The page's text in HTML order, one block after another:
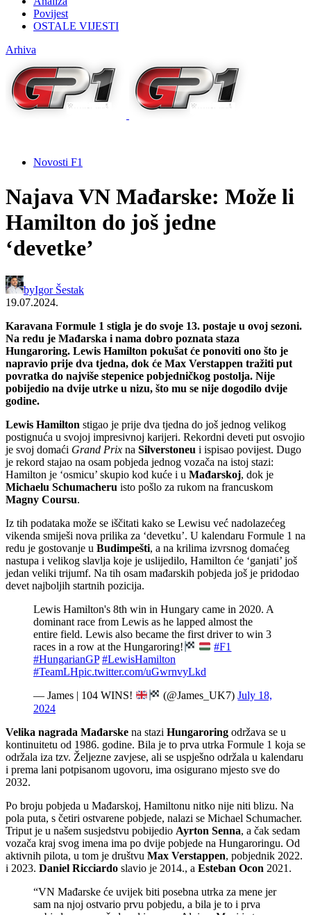
Povijest
OSTALE VIJESTI
Arhiva
Novosti F1
Najava VN Mađarske: Može li
Hamilton do još jedne
‘devetke’
byIgor Šestak
19.07.2024.
Karavana Formule 1 stigla je do svoje 13. postaje u ovoj sezoni.
Na redu je Mađarska i nama dobro poznata staza
Hungaroring. Lewis Hamilton pokušat će ponoviti ono što je
napravio prije dva tjedna, dok će Max Verstappen tražiti put
povratka do najviše stepenice pobjedničkog postolja. Nije
pobijedio na dvije utrke u nizu, što mu se nije dogodilo dvije
godine.
Lewis Hamilton stigao je prije dva tjedna do još jednog velikog
postignuća u svojoj impresivnoj karijeri. Rekordni deveti put osvojio
je svoj domaći Grand Prix na Silverstoneu i ispisao povijest. Dugo
je rekord stajao na osam pobjeda jednog vozača na istoj stazi:
Hamilton je ‘osmicu’ skupio kod kuće i u Mađarskoj, dok je
Michaelu Schumacheru isto pošlo za rukom na francuskom
Magny Coursu.
Iz tih podataka može se iščitati kako se Lewisu već nadolazećeg
vikenda smiješi nova prilika za ‘devetku’. U kalendaru Formule 1 na
redu je gostovanje u Budimpešti, a na krilima izvrsnog domaćeg
nastupa i velikog slavlja koje je uslijedilo, Hamilton će ‘ganjati’ još
jedan veliki trijumf. Na tih osam mađarskih pobjeda još je pridodao
devet najboljih startnih pozicija.
Lewis Hamilton's 8th win in Hungary came in 2020. A
dominant race from Lewis as he lapped almost the
entire field. Lewis also became the first driver to win 3
races in a row at the Hungaroring!
#F1
#HungarianGP #LewisHamilton
#TeamLHpic.twitter.com/uGwrnvyLkd
— James | 104 WINS! (@James_UK7)July 18,
2024
Velika nagrada Mađarske na stazi Hungaroring održava se u
kontinuitetu od 1986. godine. Bila je to prva utrka Formule 1 koja se
održala iza tzv. Željezne zavjese, ali se uspješno održala u kalendaru
i prema lani potpisanom ugovoru, ima osigurano mjesto sve do
2032.
Po broju pobjeda u Mađarskoj, Hamiltonu nitko nije niti blizu. Na
pola puta, s četiri ostvarene pobjede, nalazi se Michael Schumacher.
Triput je u našem susjedstvu pobijedio Ayrton Senna, a čak sedam
vozača kraj svog imena ima po dvije pobjede na Hungaroringu. Od
aktivnih pilota, u tom je društvu Max Verstappen, pobjednik 2022.
i 2023. Daniel Ricciardo slavio je 2014., a Esteban Ocon 2021.
“VN Mađarske će uvijek biti posebna utrka za mene jer
sam na njoj ostvario prvu pobjedu, a bila je to i prva